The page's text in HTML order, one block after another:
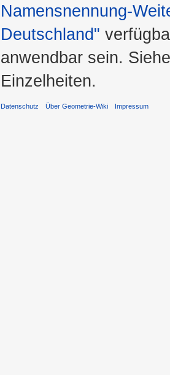
Namensnennung-
Deutschland"
anwendbar sein.
Einzelheiten.
Datenschutz Über Geometrie-Wiki Impressum